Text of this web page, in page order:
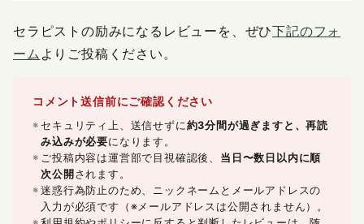
セラピストの励みになるレビューを、ぜひ下記のフォ
ーム よりご投稿ください。
コメント送信前にご確認ください
セキュリティ上、送信せずに約3分間が過ぎますと、再読
み込みが必要になります。
ご投稿内容は運営部で目視確認後、 当日〜数日以内に順
次公開 されます。
迷惑行為防止のため、ニックネームとメールアドレスの
入力が必須です（※メールアドレスは公開されません）。